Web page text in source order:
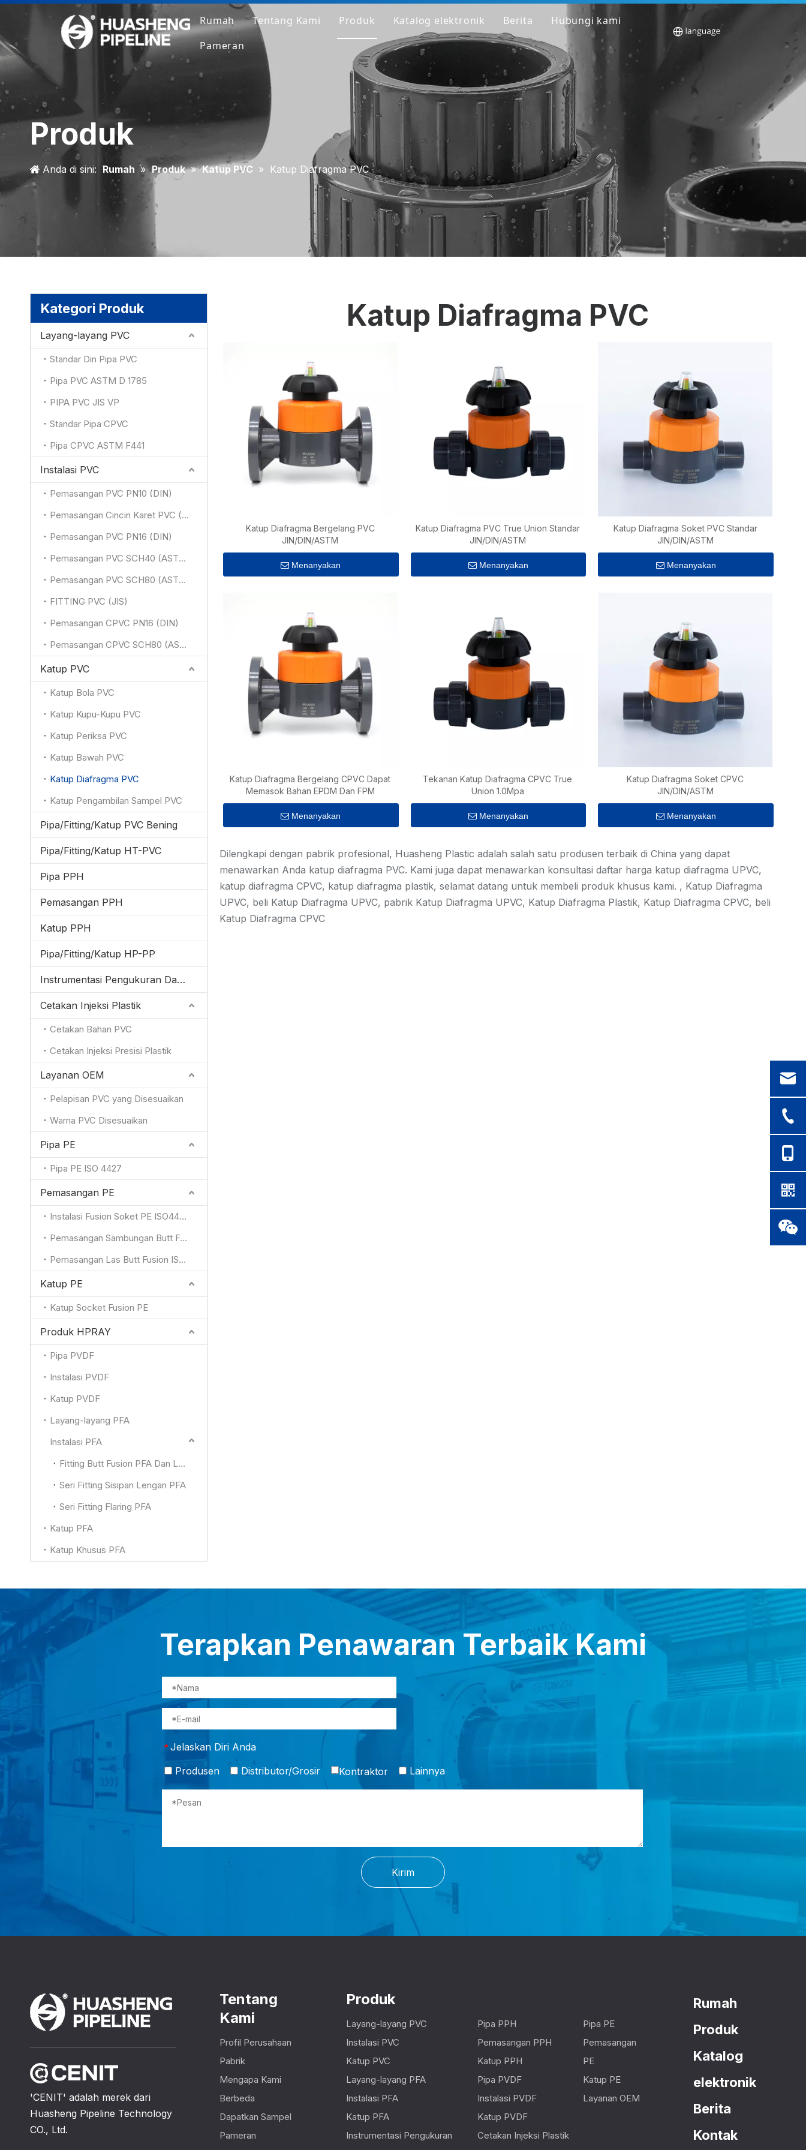
Rumah Tentang Kami
Mengapa Kami Berbeda
Produk
Layang-layang PVC
Instalasi PVC
Katup PVC
Pipa/Fitting/Katup PVC Bening
Pipa/Fitting/Katup HT-PVC
Pipa PPH
Pemasangan PPH
Katup PPH
Pipa PE
Layanan OEM
Produk HPRAY
Katalog elektronik Berita
Hubungi kami
Pameran
Produk
Anda di sini: Rumah » Produk » Katup PVC » Katup Diafragma PVC
Kategori Produk
Layang-layang PVC
Standar Din Pipa PVC
Pipa PVC ASTM D 1785
PIPA PVC JIS VP
Standar Pipa CPVC
Pipa CPVC ASTM F441
Instalasi PVC
Pemasangan PVC PN10 (DIN)
Pemasangan Cincin Karet PVC (DIN)
Pemasangan PVC PN16 (DIN)
Pemasangan PVC SCH40 (ASTM)
Pemasangan PVC SCH80 (ASTM)
FITTING PVC (JIS)
Pemasangan CPVC PN16 (DIN)
Pemasangan CPVC SCH80 (ASTM)
Katup PVC
Katup Bola PVC
Katup Kupu-Kupu PVC
Katup Periksa PVC
Katup Bawah PVC
Katup Diafragma PVC
Katup Pengambilan Sampel PVC
Pipa/Fitting/Katup PVC Bening
Pipa/Fitting/Katup HT-PVC
Pipa PPH
Pemasangan PPH
Katup PPH
Pipa/Fitting/Katup HP-PP
Instrumentasi Pengukuran Dan Kontrol
Cetakan Injeksi Plastik
Cetakan Bahan PVC
Cetakan Injeksi Presisi Plastik
Layanan OEM
Pelapisan PVC yang Disesuaikan
Warna PVC Disesuaikan
Pipa PE
Pipa PE ISO 4427
Pemasangan PE
Instalasi Fusion Soket PE ISO4427
Pemasangan Sambungan Butt Fusion ISO4427
Pemasangan Las Butt Fusion ISO4427
Katup PE
Katup Socket Fusion PE
Produk HPRAY
Pipa PVDF
Instalasi PVDF
Katup PVDF
Layang-layang PFA
Instalasi PFA
Fitting Butt Fusion PFA Dan Lainnya
Seri Fitting Sisipan Lengan PFA
Seri Fitting Flaring PFA
Katup PFA
Katup Khusus PFA
Katup Diafragma PVC
Katup Diafragma Bergelang PVC
JIN/DIN/ASTM
Menanyakan
Katup Diafragma PVC True Union Standar
JIN/DIN/ASTM
Menanyakan
Katup Diafragma Soket PVC Standar
JIN/DIN/ASTM
Menanyakan
Katup Diafragma Bergelang CPVC Dapat
Memasok Bahan EPDM Dan FPM
Menanyakan
Tekanan Katup Diafragma CPVC True
Union 1.0Mpa
Menanyakan
Katup Diafragma Soket CPVC
JIN/DIN/ASTM
Menanyakan
Dilengkapi dengan pabrik profesional, Huasheng Plastic adalah salah satu produsen terbaik di China yang dapat
menawarkan Anda katup diafragma PVC. Kami juga dapat menawarkan konsultasi daftar harga katup diafragma UPVC,
katup diafragma CPVC, katup diafragma plastik, selamat datang untuk membeli produk khusus kami. , Katup Diafragma
UPVC, beli Katup Diafragma UPVC, pabrik Katup Diafragma UPVC, Katup Diafragma Plastik, Katup Diafragma CPVC, beli
Katup Diafragma CPVC
Terapkan Penawaran Terbaik Kami
* Jelaskan Diri Anda
Produsen Distributor/Grosir Kontraktor Lainnya
Kirim
'CENIT' adalah merek dari
Huasheng Pipeline Technology
CO., Ltd.
Tentang
Kami
Profil Perusahaan
Pabrik
Mengapa Kami
Berbeda
Dapatkan Sampel
Pameran
Produk
Layang-layang PVC
Instalasi PVC
Katup PVC
Layang-layang PFA
Instalasi PFA
Katup PFA
Instrumentasi Pengukuran
Pipa PPH
Pemasangan PPH
Katup PPH
Pipa PVDF
Instalasi PVDF
Katup PVDF
Cetakan Injeksi Plastik
Pipa PE
Pemasangan
PE
Katup PE
Layanan OEM
Rumah
Produk
Katalog
elektronik
Berita
Kontak